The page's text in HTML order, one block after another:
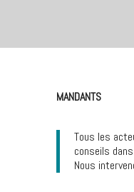
MANDANTS
Tous les
conseils
Nous